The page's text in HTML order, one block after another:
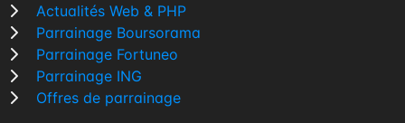
Actualités Web & PHP
Parrainage Boursorama
Parrainage Fortuneo
Parrainage ING
Offres de parrainage